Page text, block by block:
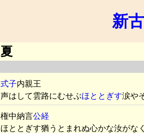
新
夏
式子内親王
声はして雲路にむせぶほととぎす涙や
権中納言公経
ほととぎす猶うとまれぬ心かな汝がな